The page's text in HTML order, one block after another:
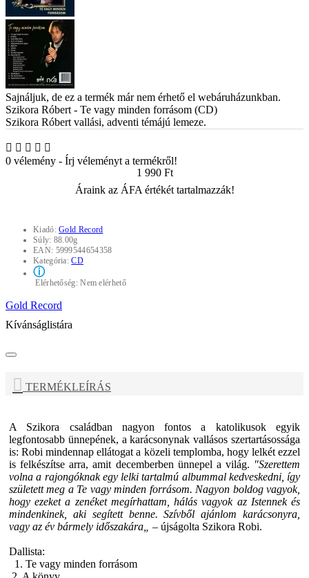
Sajnáljuk, de ez a termék már nem érhető el webáruházunkban.
Szikora Róbert - Te vagy minden forrásom (CD)
Szikora Róbert vallási, adventi témájú lemeze.
0 vélemény - Írj véleményt a termékről!
1 990 Ft
Áraink az ÁFA értékét tartalmazzák!
Kiadó:Gold Record
Súly: 88.00g
EAN: 5999544654358
Kategória:CD
ⓘ
Elérhetőség:Nem elérhető
Gold Record
Kívánságlistára
TERMÉKLEÍRÁS
A Szikora családban nagyon fontos a katolikusok egyik
legfontosabb ünnepének, a karácsonynak vallásos szertartásossága
is: Robi mindennap ellátogat a közeli templomba, hogy lelkét ezzel
is felkészítse arra, amit decemberben ünnepel a világ. "Szerettem
volna a rajongóknak egy lelki tartalmú albummal kedveskedni, így
született meg a Te vagy minden forrásom. Nagyon boldog vagyok,
hogy ezeket a zenéket megírhattam, hálás vagyok az Istennek és
mindenkinek, aki segített benne. Szívből ajánlom karácsonyra,
vagy az év bármely időszakára„
– újságolta Szikora Robi.
Dallista:
1. Te vagy minden forrásom